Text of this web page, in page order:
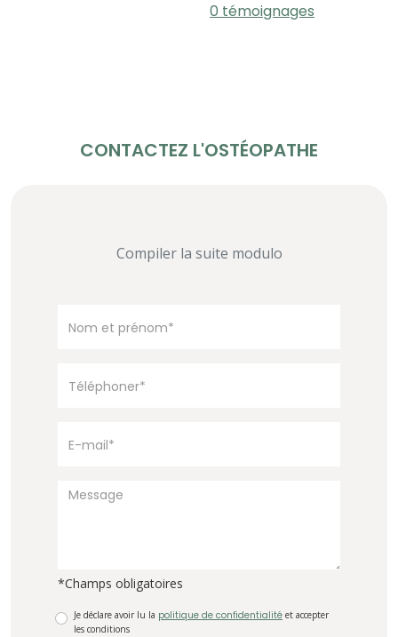
0 témoignages
CONTACTEZ L'OSTÉOPATHE
Compiler la suite modulo
*Champs obligatoires
Je déclare avoir lu la politique de confidentialité et accepter
les conditions